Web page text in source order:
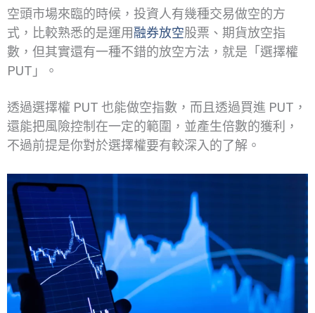
空頭市場來臨的時候，投資人有幾種交易做空的方
式，比較熟悉的是運用融券放空股票、期貨放空指
數，但其實還有一種不錯的放空方法，就是「選擇權
PUT」。
透過選擇權 PUT 也能做空指數，而且透過買進 PUT，
還能把風險控制在一定的範圍，並產生倍數的獲利，
不過前提是你對於選擇權要有較深入的了解。